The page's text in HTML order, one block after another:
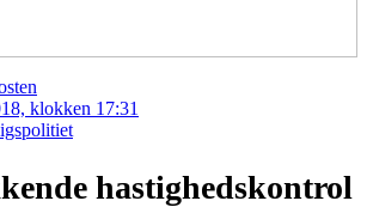
klokken 17:31
hastighedskontrol